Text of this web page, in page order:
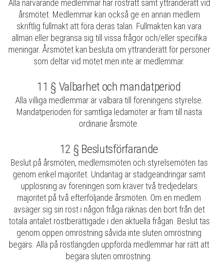
Alla närvarande medlemmar har rösträtt samt yttranderätt vid
årsmötet. Medlemmar kan också ge en annan medlem
skriftlig fullmakt att föra deras talan. Fullmakten kan vara
allmän eller begränsa sig till vissa frågor och/eller specifika
meningar. Årsmötet kan besluta om yttranderätt för personer
som deltar vid mötet men inte är medlemmar.
11 § Valbarhet och mandatperiod
Alla villiga medlemmar är valbara till föreningens styrelse.
Mandatperioden för samtliga ledamöter är fram till nästa
ordinarie årsmöte.
12 § Beslutsförfarande
Beslut på årsmöten, medlemsmöten och styrelsemöten tas
genom enkel majoritet. Undantag är stadgeändringar samt
upplösning av föreningen som kräver två tredjedelars
majoritet på två efterföljande årsmöten. Om en medlem
avsäger sig sin röst i någon fråga räknas den bort från det
totala antalet röstberättigade i den aktuella frågan. Beslut tas
genom öppen omröstning såvida inte sluten omröstning
begärs. Alla på röstlängden uppförda medlemmar har rätt att
begära sluten omröstning.